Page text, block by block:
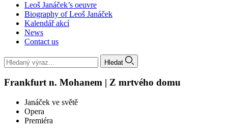
Leoš Janáček’s oeuvre
Biography of Leoš Janáček
Kalendář akcí
News
Contact us
Hledat
Frankfurt n. Mohanem | Z mrtvého domu
Janáček ve světě
Opera
Premiéra